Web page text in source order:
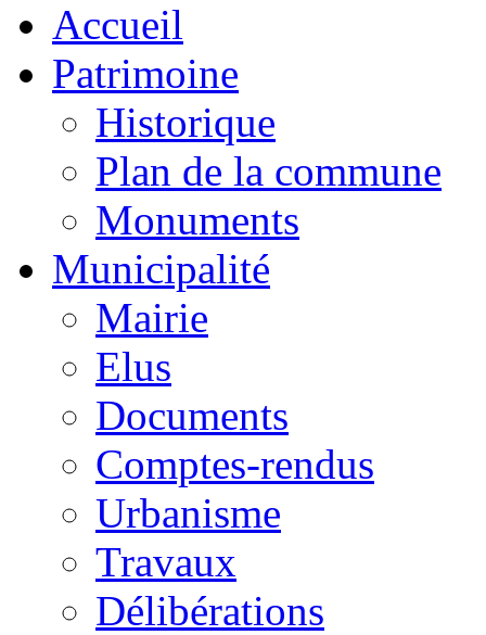
Accueil
Patrimoine
Historique
Plan de la commune
Monuments
Municipalité
Mairie
Elus
Documents
Comptes-rendus
Urbanisme
Travaux
Délibérations